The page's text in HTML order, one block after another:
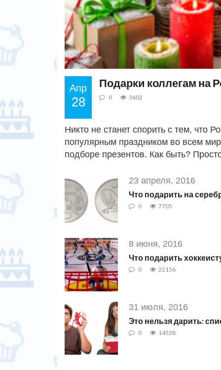
Апр
28
Подарки коллегам на
0 3602
Никто не станет спорить с тем, что
популярным праздником во всем
подборе презентов. Как быть?
23 апреля, 2016
Что подарить на
0 7705
8 июня, 2016
Что подарить
0 22156
31 июля, 2016
Это нельзя дарить:
0 14538